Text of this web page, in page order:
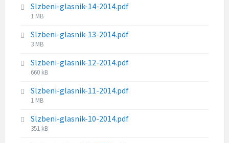
i
z
e
:
l
e
i
z
e
:
Slzbeni-glasnik-14-2014.pdf
F
l
e
i
z
e
:
1 MB
Slzbeni-glasnik-13-2014.pdf
F
l
e
i
z
e
:
3 MB
Slzbeni-glasnik-12-2014.pdf
F
l
e
i
z
660 kB
Slzbeni-glasnik-11-2014.pdf
F
l
e
1 MB
Slzbeni-glasnik-10-2014.pdf
F
351 kB